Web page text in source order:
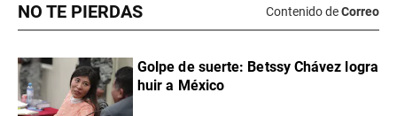
NO TE PIERDAS Contenido deCorreo
Golpe de suerte: Betssy Chávez logra
huir a México